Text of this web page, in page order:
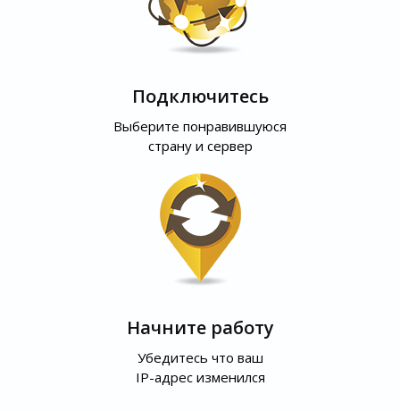
Подключитесь
Выберите понравившуюся
страну и сервер
Начните работу
Убедитесь что ваш
IP-адрес изменился